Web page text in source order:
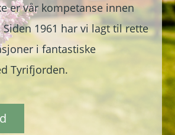
er vår kompetanse innen
Siden 1961 har vi lagt til rette
i fantastiske
Tyrifjorden.